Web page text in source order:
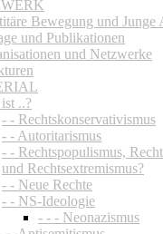
Bewegung und Junge
und Publikationen
und Netzwerke
..?
- - Rechtskonservativismus
- - Autoritarismus
- - Rechtspopulismus,
und Rechtsextremismus?
- - Neue Rechte
- - NS-Ideologie
- - - Neonazismus